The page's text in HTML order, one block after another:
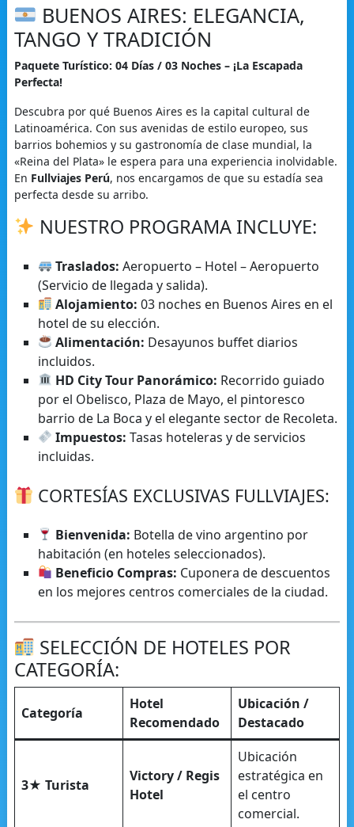
BUENOS AIRES: ELEGANCIA,
TANGO Y TRADICIÓN
Paquete Turístico: 04 Días / 03 Noches – ¡La Escapada
Perfecta!
Descubra por qué Buenos Aires es la capital cultural de
Latinoamérica. Con sus avenidas de estilo europeo, sus
barrios bohemios y su gastronomía de clase mundial, la
«Reina del Plata» le espera para una experiencia inolvidable.
En Fullviajes Perú, nos encargamos de que su estadía sea
perfecta desde su arribo.
NUESTRO PROGRAMA INCLUYE:
Traslados: Aeropuerto – Hotel – Aeropuerto
(Servicio de llegada y salida).
Alojamiento: 03 noches en Buenos Aires en el
hotel de su elección.
Alimentación: Desayunos buffet diarios
incluidos.
HD City Tour Panorámico: Recorrido guiado
por el Obelisco, Plaza de Mayo, el pintoresco
barrio de La Boca y el elegante sector de Recoleta.
Impuestos: Tasas hoteleras y de servicios
incluidas.
CORTESÍAS EXCLUSIVAS FULLVIAJES:
Bienvenida: Botella de vino argentino por
habitación (en hoteles seleccionados).
Beneficio Compras: Cuponera de descuentos
en los mejores centros comerciales de la ciudad.
SELECCIÓN DE HOTELES POR
CATEGORÍA:
Categoría
Hotel
Recomendado
Ubicación /
Destacado
3★ Turista
Victory / Regis
Hotel
Ubicación
estratégica en
el centro
comercial.